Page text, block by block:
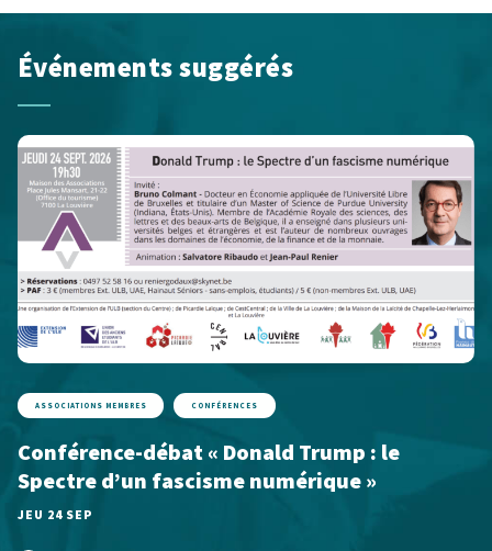
Événements suggérés
ASSOCIATIONS MEMBRES CONFÉRENCES
Conférence-débat « Donald Trump : le
Spectre d’un fascisme numérique »
JEU 24 SEP